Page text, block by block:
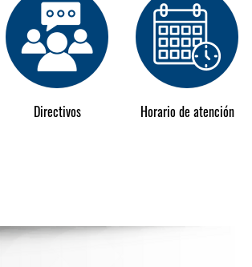
Directivos Horario de atención